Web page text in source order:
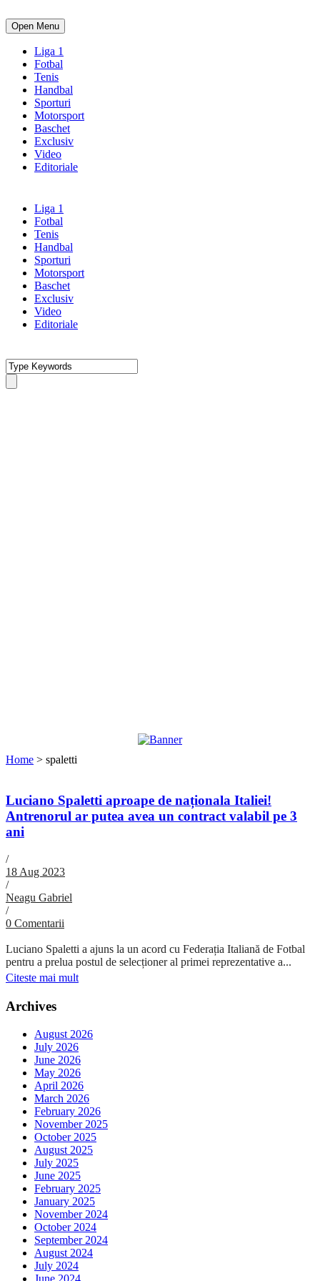
Open Menu
Liga 1
Fotbal
Tenis
Handbal
Sporturi
Motorsport
Baschet
Exclusiv
Video
Editoriale
Liga 1
Fotbal
Tenis
Handbal
Sporturi
Motorsport
Baschet
Exclusiv
Video
Editoriale
Home > spaletti
Luciano Spaletti aproape de naționala Italiei!
Antrenorul ar putea avea un contract valabil pe 3
ani
/
18 Aug 2023
/
Neagu Gabriel
/
0 Comentarii
Luciano Spaletti a ajuns la un acord cu Federația Italiană de Fotbal
pentru a prelua postul de selecționer al primei reprezentative a...
Citeste mai mult
Archives
August 2026
July 2026
June 2026
May 2026
April 2026
March 2026
February 2026
November 2025
October 2025
August 2025
July 2025
June 2025
February 2025
January 2025
November 2024
October 2024
September 2024
August 2024
July 2024
June 2024